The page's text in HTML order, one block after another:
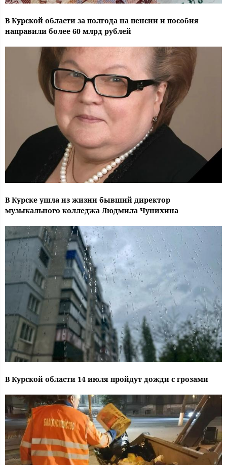
В Курской области за полгода на пенсии и пособия
направили более 60 млрд рублей
В Курске ушла из жизни бывший директор
музыкального колледжа Людмила Чунихина
В Курской области 14 июля пройдут дожди с грозами